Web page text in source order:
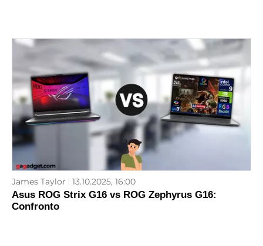
James Taylor 13.10.2025, 16:00
Asus ROG Strix G16 vs ROG Zephyrus G16:
Confronto